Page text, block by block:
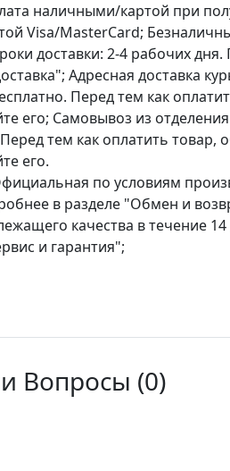
наличными/картой при
Visa/MasterCard;
доставки: 2-4 рабочих
Адресная доставка
Перед тем как
его; Самовывоз из
тем как оплатить товар,
его.
по условиям
в разделе "Обмен и
качества в течение
и гарантия";
Вопросы (0)